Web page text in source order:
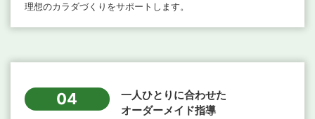
理想のカラダづくりをサポートします。
04
一人ひとりに合わせた
オーダーメイド指導